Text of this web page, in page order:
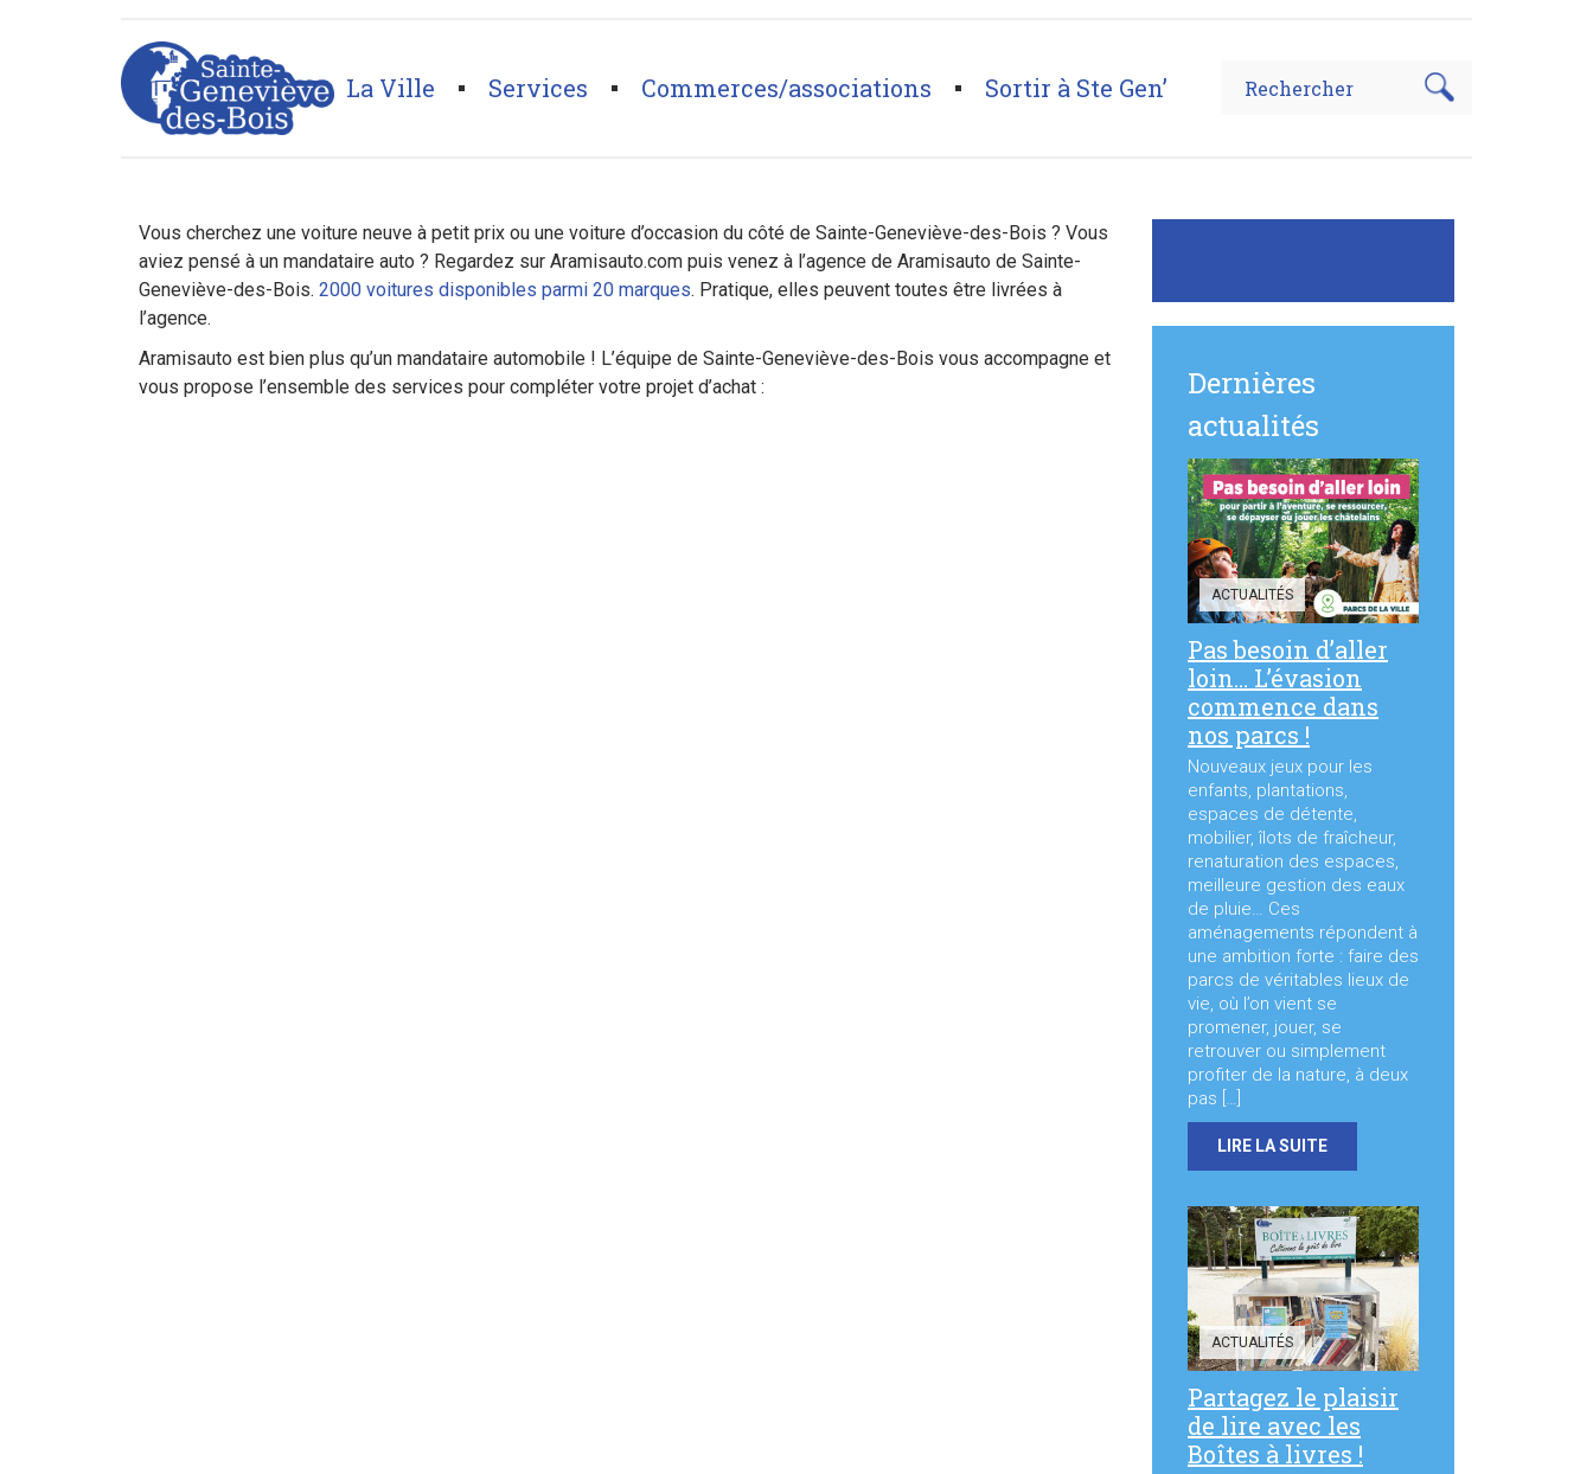
La Ville Services Commerces/associations Sortir à Ste Gen’
Vous cherchez une voiture neuve à petit prix ou une voiture d’occasion du côté de Sainte-Geneviève-des-Bois ? Vous
aviez pensé à un mandataire auto ? Regardez sur Aramisauto.com puis venez à l’agence de Aramisauto de Sainte-
Geneviève-des-Bois. 2000 voitures disponibles parmi 20 marques. Pratique, elles peuvent toutes être livrées à
l’agence.
Aramisauto est bien plus qu’un mandataire automobile ! L’équipe de Sainte-Geneviève-des-Bois vous accompagne et
vous propose l’ensemble des services pour compléter votre projet d’achat :
Dernières
actualités
ACTUALITÉS
Pas besoin d’aller
loin… L’évasion
commence dans
nos parcs !
Nouveaux jeux pour les
enfants, plantations,
espaces de détente,
mobilier, îlots de fraîcheur,
renaturation des espaces,
meilleure gestion des eaux
de pluie… Ces
aménagements répondent à
une ambition forte : faire des
parcs de véritables lieux de
vie, où l’on vient se
promener, jouer, se
retrouver ou simplement
profiter de la nature, à deux
pas […]
LIRE LA SUITE
ACTUALITÉS
Partagez le plaisir
de lire avec les
Boîtes à livres !